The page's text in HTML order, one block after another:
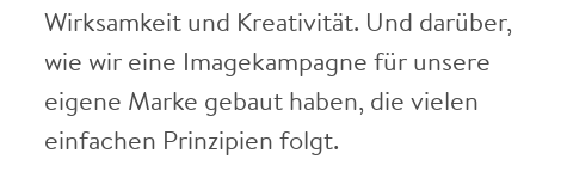
Wirksamkeit und Kreativität. Und darüber,
wie wir eine Imagekampagne für unsere
eigene Marke gebaut haben, die vielen
einfachen Prinzipien folgt.